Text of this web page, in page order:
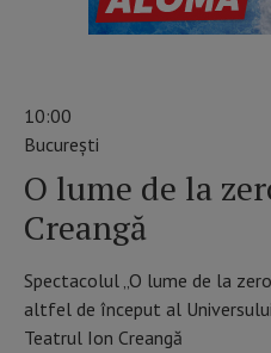
10:00
Bucureşti
O lume de la
Creangă
Spectacolul „O lume de la
altfel de început al
Teatrul Ion Creangă